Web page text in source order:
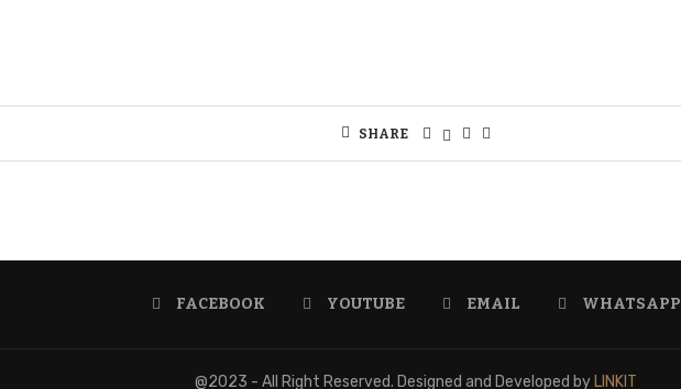
SHARE
FACEBOOK YOUTUBE EMAIL WHATSAPP
@2023 - All Right Reserved. Designed and Developed by LINKIT